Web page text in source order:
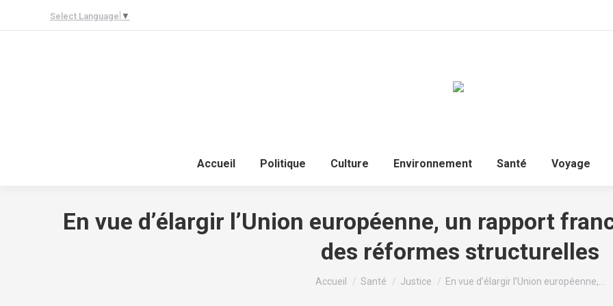
Select Language ▼
Accueil
Politique Culture Environnement Santé Voyage
En vue d’élargir l’Union européenne, un rapport
des réformes structurelles
Vous êtes ici :
Accueil Santé Justice En vue d’élargir l’Union européenne,…